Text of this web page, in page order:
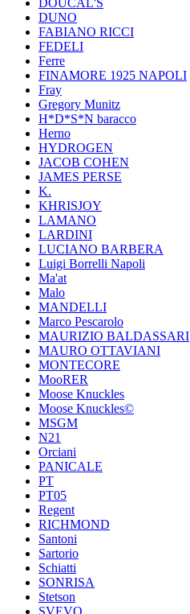
DOUCAL'S
DUNO
FABIANO RICCI
FEDELI
Ferre
FINAMORE 1925 NAPOLI
Fray
Gregory Munitz
H*D*S*N baracco
Herno
HYDROGEN
JACOB COHEN
JAMES PERSE
K.
KHRISJOY
LAMANO
LARDINI
LUCIANO BARBERA
Luigi Borrelli Napoli
Ma'at
Malo
MANDELLI
Marco Pescarolo
MAURIZIO BALDASSARI
MAURO OTTAVIANI
MONTECORE
MooRER
Moose Knuckles
Moose Knuckles©️
MSGM
N21
Orciani
PANICALE
PT
PT05
Regent
RICHMOND
Santoni
Sartorio
Schiatti
SONRISA
Stetson
SVEVO